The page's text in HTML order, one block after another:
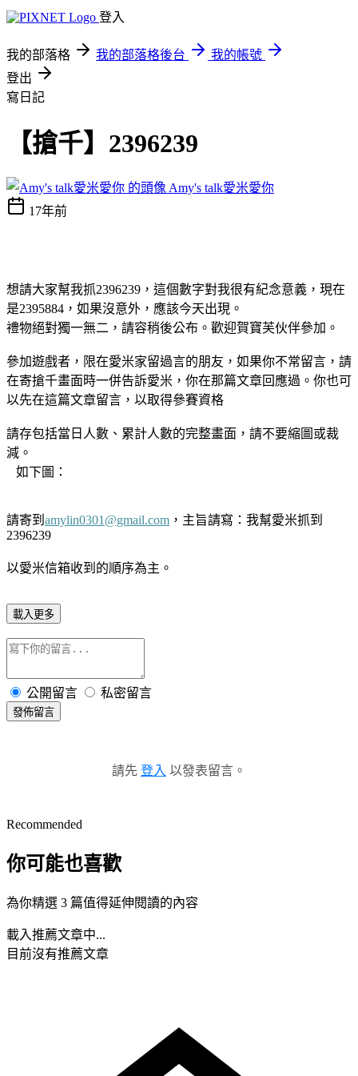
登入
我的部落格 我的部落格後台
我的帳號
登出
寫日記
【搶千】2396239
Amy's talk愛米愛你
17年前
想請大家幫我抓2396239，這個數字對我很有紀念意義，現在
是2395884，如果沒意外，應該今天出現。
禮物絕對獨一無二，請容稍後公布。歡迎賀寶芙伙伴參加。
參加遊戲者，限在愛米家留過言的朋友，如果你不常留言，請
在寄搶千畫面時一併告訴愛米，你在那篇文章回應過。你也可
以先在這篇文章留言，以取得參賽資格
請存包括當日人數、累計人數的完整畫面，請不要縮圖或裁
減。
如下圖：
請寄到 amylin0301@gmail.com ，主旨請寫：我幫愛米抓到
2396239
以愛米信箱收到的順序為主。
載入更多
公開留言 私密留言
發佈留言
請先 登入 以發表留言。
Recommended
你可能也喜歡
為你精選 3 篇值得延伸閱讀的內容
載入推薦文章中...
目前沒有推薦文章